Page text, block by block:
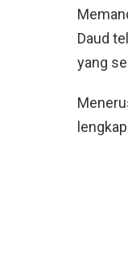
Daud
yang